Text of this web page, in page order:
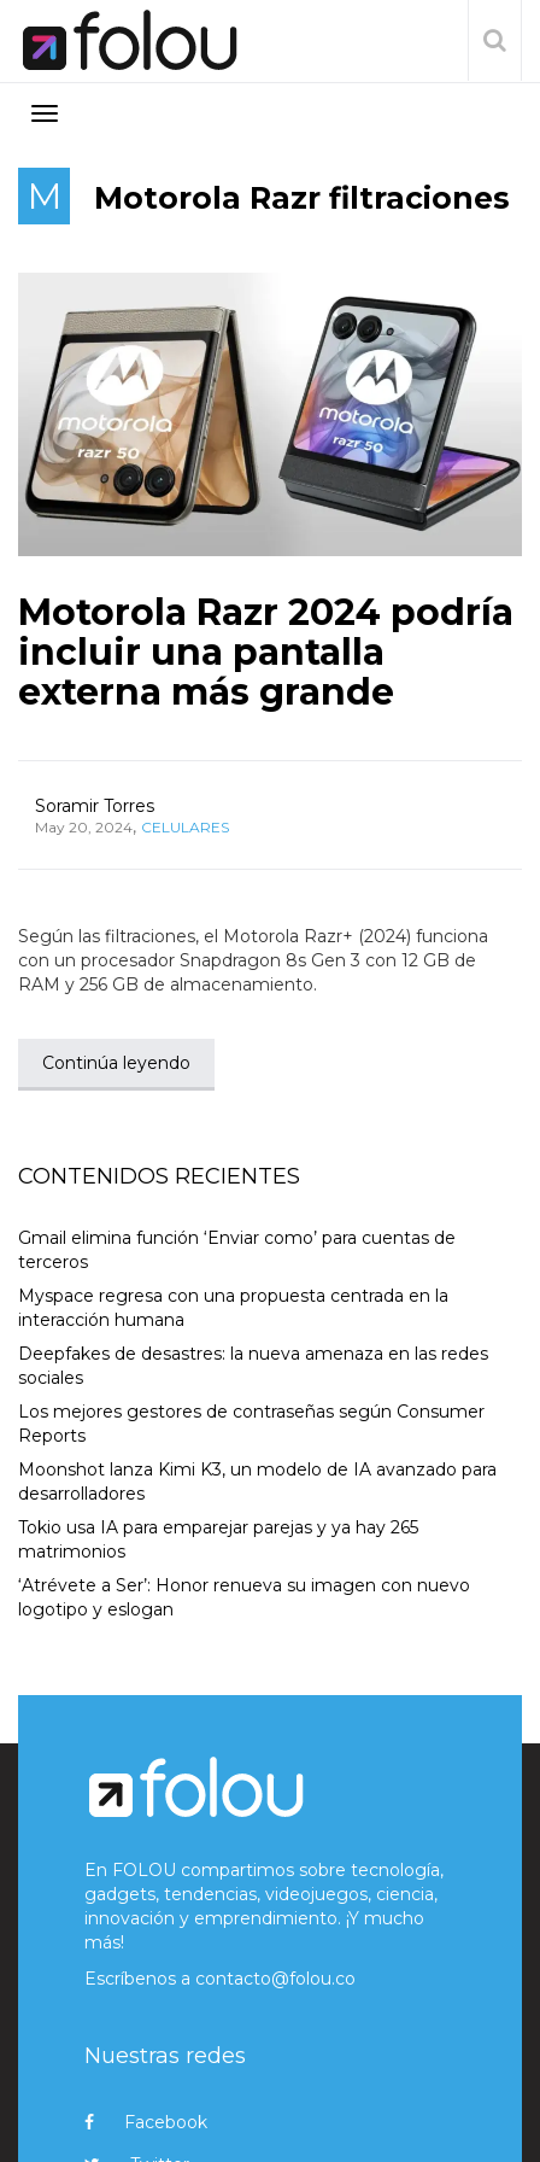
M Motorola Razr filtraciones
Motorola Razr 2024 podría
incluir una pantalla
externa más grande
Soramir Torres
May 20, 2024, CELULARES
Según las filtraciones, el Motorola Razr+ (2024) funciona
con un procesador Snapdragon 8s Gen 3 con 12 GB de
RAM y 256 GB de almacenamiento.
Continúa leyendo
CONTENIDOS RECIENTES
Gmail elimina función ‘Enviar como’ para cuentas de
terceros
Myspace regresa con una propuesta centrada en la
interacción humana
Deepfakes de desastres: la nueva amenaza en las redes
sociales
Los mejores gestores de contraseñas según Consumer
Reports
Moonshot lanza Kimi K3, un modelo de IA avanzado para
desarrolladores
Tokio usa IA para emparejar parejas y ya hay 265
matrimonios
‘Atrévete a Ser’: Honor renueva su imagen con nuevo
logotipo y eslogan
En FOLOU compartimos sobre tecnología,
gadgets, tendencias, videojuegos, ciencia,
innovación y emprendimiento. ¡Y mucho
más!
Escríbenos a contacto@folou.co
Nuestras redes
Facebook